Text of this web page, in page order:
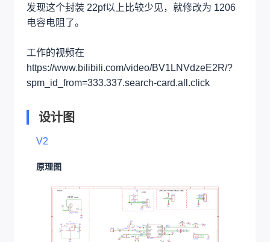
发现这个封装 22pf以上比较少见，就修改为 1206
电容电阻了。
工作的视频在
https://www.bilibili.com/video/BV1LNVdzeE2R/?
spm_id_from=333.337.search-card.all.click
设计图
V2
原理图